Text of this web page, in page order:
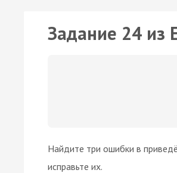
Задание 24 из
Найдите три ошибки в
исправьте их.